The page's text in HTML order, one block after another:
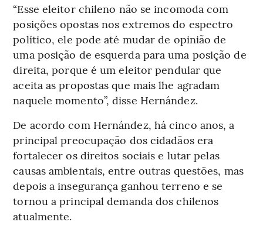
“Esse eleitor chileno não se incomoda com
posições opostas nos extremos do espectro
político, ele pode até mudar de opinião de
uma posição de esquerda para uma posição de
direita, porque é um eleitor pendular que
aceita as propostas que mais lhe agradam
naquele momento”, disse Hernández.
De acordo com Hernández, há cinco anos, a
principal preocupação dos cidadãos era
fortalecer os direitos sociais e lutar pelas
causas ambientais, entre outras questões, mas
depois a insegurança ganhou terreno e se
tornou a principal demanda dos chilenos
atualmente.